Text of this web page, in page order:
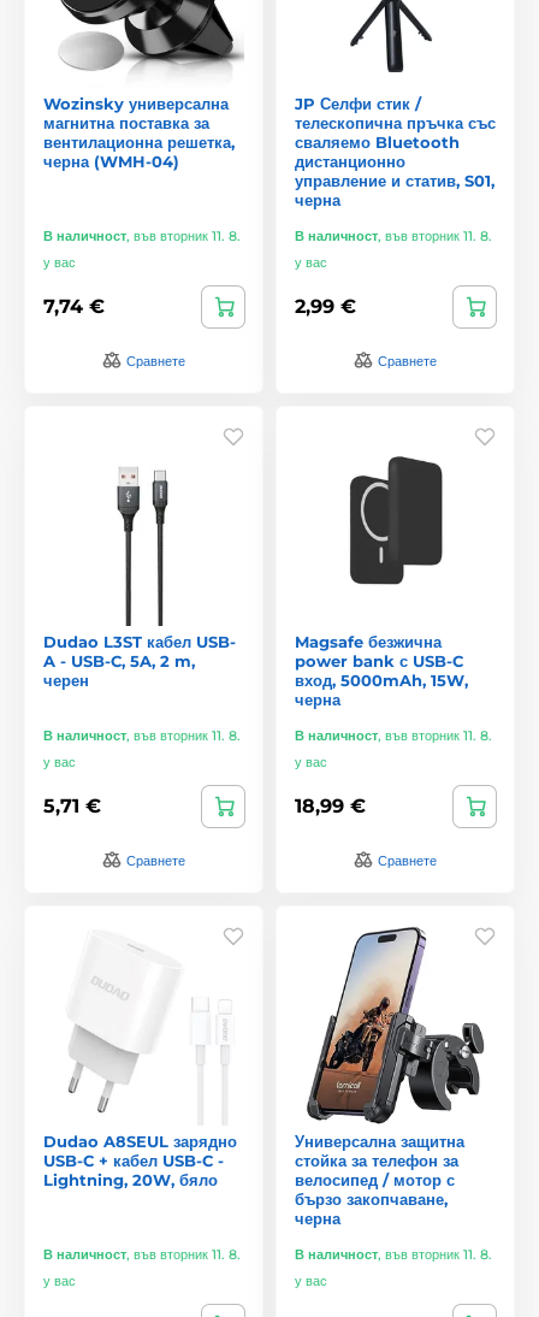
Wozinsky универсална
магнитна поставка за
вентилационна решетка,
черна (WMH-04)
В наличност, във вторник 11. 8.
у вас
7,74 €
Сравнете
JP Селфи стик /
телескопична пръчка със
сваляемо Bluetooth
дистанционно
управление и статив, S01,
черна
В наличност, във вторник 11. 8.
у вас
2,99 €
Сравнете
Dudao L3ST кабел USB-
A - USB-C, 5A, 2 m,
черен
В наличност, във вторник 11. 8.
у вас
5,71 €
Сравнете
Magsafe безжична
power bank с USB-C
вход, 5000mAh, 15W,
черна
В наличност, във вторник 11. 8.
у вас
18,99 €
Сравнете
Dudao A8SEUL зарядно
USB-C + кабел USB-C -
Lightning, 20W, бяло
В наличност, във вторник 11. 8.
у вас
Универсална защитна
стойка за телефон за
велосипед / мотор с
бързо закопчаване,
черна
В наличност, във вторник 11. 8.
у вас